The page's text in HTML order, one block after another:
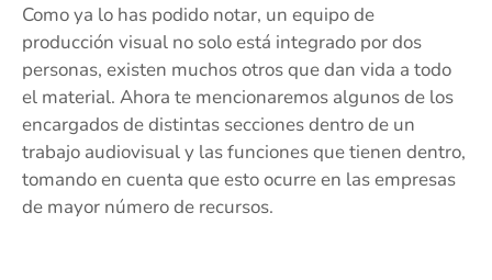
Como ya lo has podido notar, un equipo de
producción visual no solo está integrado por dos
personas, existen muchos otros que dan vida a todo
el material. Ahora te mencionaremos algunos de los
encargados de distintas secciones dentro de un
trabajo audiovisual y las funciones que tienen dentro,
tomando en cuenta que esto ocurre en las empresas
de mayor número de recursos.